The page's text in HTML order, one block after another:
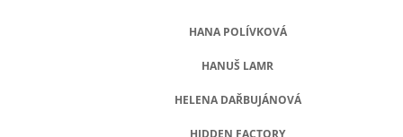
HANA POLÍVKOVÁ
HANUŠ LAMR
HELENA DAŘBUJÁNOVÁ
HIDDEN FACTORY